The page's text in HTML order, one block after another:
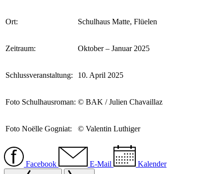
Ort: Schulhaus Matte, Flüelen
Zeitraum: Oktober – Januar 2025
Schlussveranstaltung: 10. April 2025
Foto Schulhausroman: © BAK / Julien Chavaillaz
Foto Noëlle Gogniat: © Valentin Luthiger
Facebook E-Mail Kalender